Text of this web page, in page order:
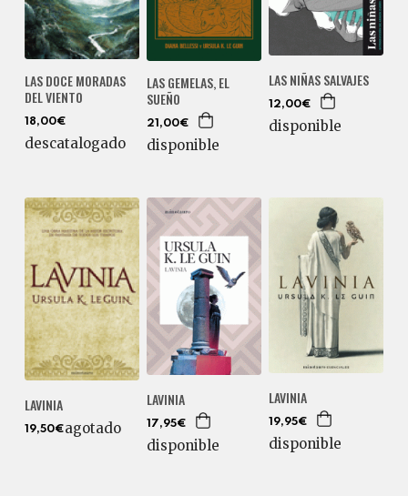
LAS DOCE MORADAS
DEL VIENTO
18,00€
descatalogado
LAS GEMELAS, EL
SUEÑO
21,00€
disponible
LAS NIÑAS SALVAJES
12,00€
disponible
LAVINIA
19,50€agotado
LAVINIA
17,95€
disponible
LAVINIA
19,95€
disponible